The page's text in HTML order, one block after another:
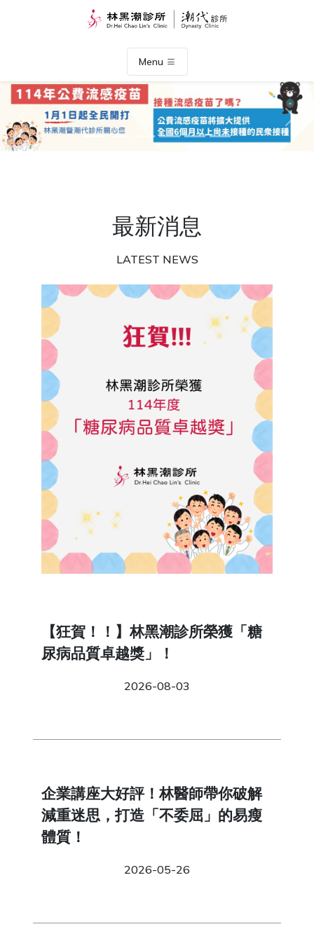
Menu
Previous
最新消息
LATEST NEWS
【狂賀！！】林黑潮診所榮獲「糖
尿病品質卓越獎」！
2026-08-03
企業講座大好評！林醫師帶你破解
減重迷思，打造「不委屈」的易瘦
體質！
2026-05-26